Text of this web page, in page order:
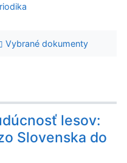
Vybrané dokumenty
lesov:
Slovenska do